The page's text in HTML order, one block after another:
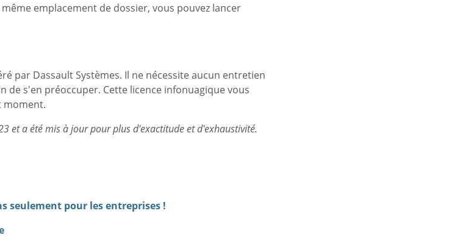
emplacement de dossier, vous pouvez lancer
par Dassault Systèmes. Il ne nécessite aucun entretien
s'en préoccuper. Cette licence infonuagique vous
moment.
et a été mis à jour pour plus d'exactitude et d'exhaustivité.
seulement pour les entreprises !